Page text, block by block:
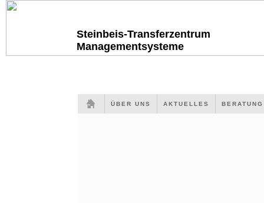
Steinbeis-Transferzentrum
Managementsysteme
ÜBER UNS AKTUELLES